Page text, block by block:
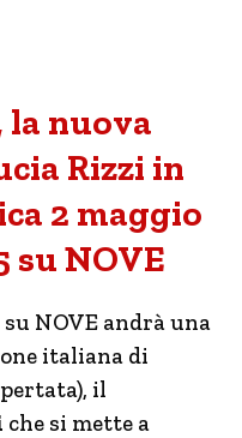
la nuova
Rizzi in
2 maggio
su NOVE
su NOVE andrà una
italiana di
il
che si mette a